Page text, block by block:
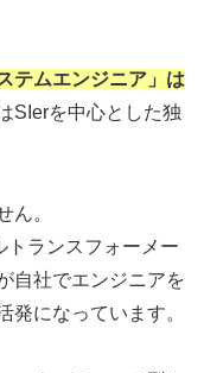
テムエンジニア」は
SIerを中心とした独
ん。
トランスフォーメー
自社でエンジニアを
発になっています。